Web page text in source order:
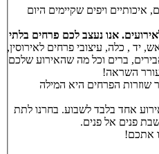
ויפים שקיימים היום
אנו נעצב לכם פרחים בלתי
יד , כלה, עיצובי פרחים לאירוסין,
ברים וכל מה שהאירוע שלכם
השראה!
הפרחים היא המילה
אחד בלבד לשבוע. בחרנו לתת
פנים אל פנים.
אתכם!